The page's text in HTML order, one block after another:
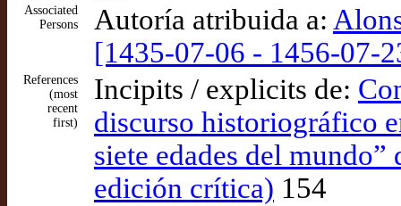
Associated
Persons
Autoría atribuida a:
[1435-07-06 - 1456-07-
References
(most
recent
first)
Incipits / explicits de:
discurso historiográfico
siete edades del
edición crítica) 154